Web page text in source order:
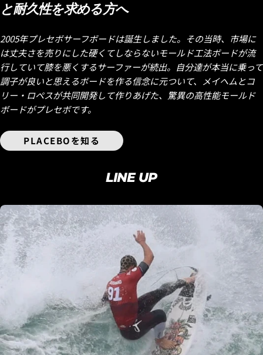
と耐久性を求める方へ
2005年プレセボサーフボードは誕生しました。その当時、市場に
は丈夫さを売りにした硬くてしならないモールド工法ボードが流
行していて膝を悪くするサーファーが続出。自分達が本当に乗って
調子が良いと思えるボードを作る信念に元ついて、メイヘムとコ
リー・ロペスが共同開発して作りあげた、驚異の高性能モールド
ボードがプレセボです。
PLACEBOを知る
LINE UP